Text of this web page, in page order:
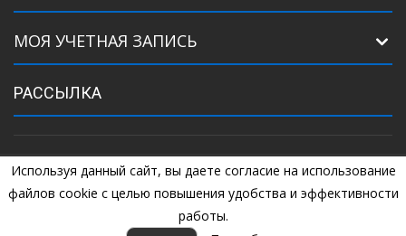
Используя данный сайт, вы даете согласие на использование
файлов cookie с целью повышения удобства и эффективности
работы.
МОЯ УЧЕТНАЯ ЗАПИСЬ
РАССЫЛКА
©2005Комплектующие для ворот. +7 (925) 507-07-34, +7 (925) 507-
04-44